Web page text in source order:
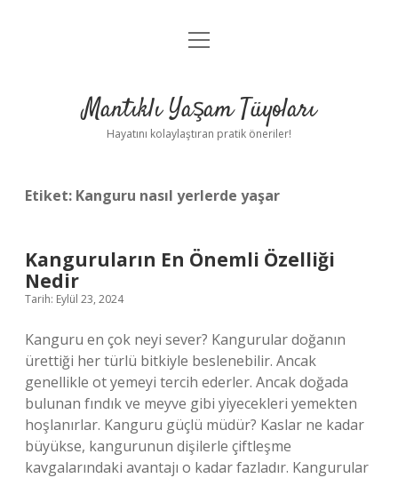
Anasayfa
Yasal Uyarı
menüyü
Mantıklı Yaşam Tüyoları
Hayatını kolaylaştıran pratik öneriler!
Etiket: Kanguru nasıl yerlerde yaşar
Kanguruların En Önemli Özelliği
Nedir
Tarih: Eylül 23, 2024
Kanguru en çok neyi sever? Kangurular doğanın
ürettiği her türlü bitkiyle beslenebilir. Ancak
genellikle ot yemeyi tercih ederler. Ancak doğada
bulunan fındık ve meyve gibi yiyecekleri yemekten
hoşlanırlar. Kanguru güçlü müdür? Kaslar ne kadar
büyükse, kangurunun dişilerle çiftleşme
kavgalarındaki avantajı o kadar fazladır. Kangurular